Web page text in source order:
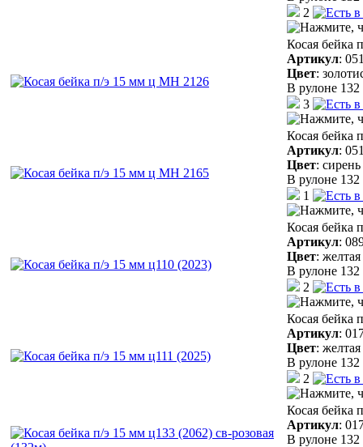
2
Косая бейка
Артикул:
Цвет:
В рулоне
3
Косая бейка
Артикул:
Цвет: сирень
В рулоне
1
Косая бейка
Артикул:
Цвет: желтая
В рулоне
2
Косая бейка
Артикул:
Цвет: желтая
В рулоне
2
Косая бейка
Артикул:
В рулоне